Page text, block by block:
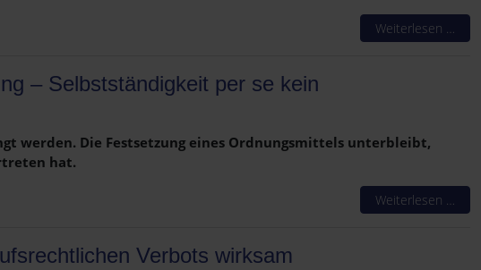
Weiterlesen …
– Selbstständigkeit per se kein
werden. Die Festsetzung eines Ordnungsmittels unterbleibt,
hat.
Weiterlesen …
Verbots wirksam